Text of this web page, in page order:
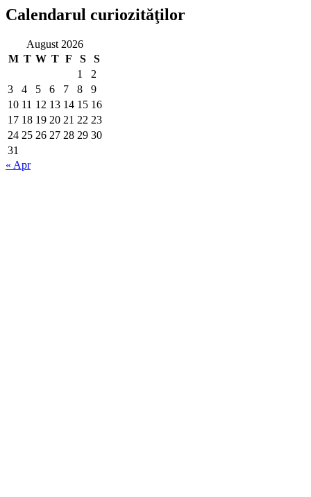
Calendarul curiozităţilor
August 2026
M T W T F S
S
1
2
3
4 5 6 7 8
9
10 11 12 13 14 15 16
17 18 19 20 21 22 23
24 25 26 27 28 29 30
31
« Apr